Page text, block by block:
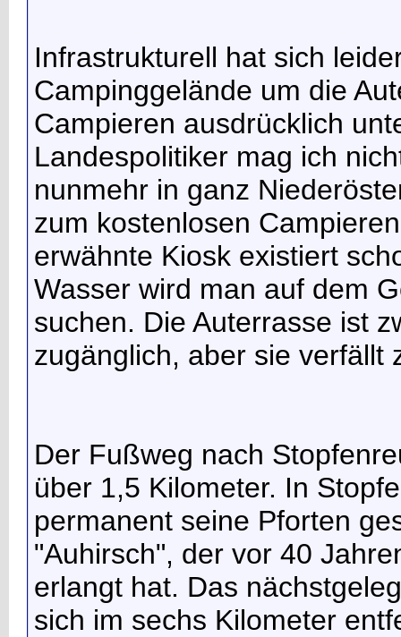
Infrastrukturell hat sich
Campinggelände um die
Campieren ausdrücklich
Landespolitiker mag ich
nunmehr in ganz
zum kostenlosen
erwähnte Kiosk existiert
Wasser wird man auf dem
suchen. Die Auterrasse ist
zugänglich, aber sie verfällt
Der Fußweg nach
über 1,5 Kilometer. In
permanent seine Pforten
"Auhirsch", der vor 40
erlangt hat. Das
sich im sechs Kilometer